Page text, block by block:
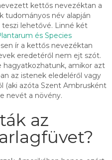
kettős nevezéktan a
tudományos név alapján
lehetővé. Linné két
és Species
ír a kettős nevezéktan
eredetéről nem ejt szót.
hagyatkozhatunk, amikor azt
az istenek eledeléről vagy
(aki azóta Szent Ambrusként
nevét a növény.
az